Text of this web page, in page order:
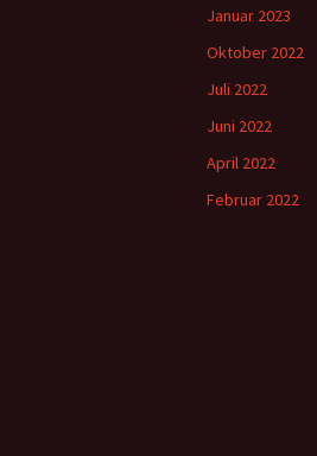
Januar 2023
Oktober 2022
Juli 2022
Juni 2022
April 2022
Februar 2022